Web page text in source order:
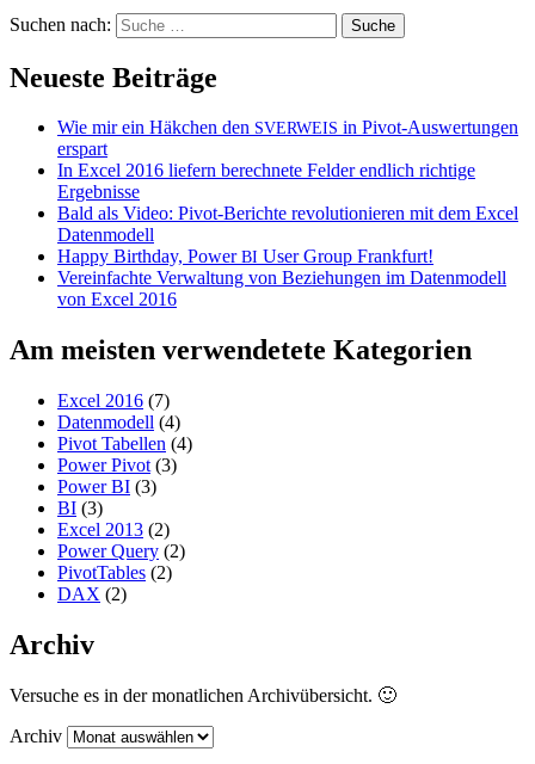
Suchen nach:
Neueste Beiträge
Wie mir ein Häkchen den SVERWEIS in Pivot-Auswertungen
erspart
In Excel 2016 liefern berechnete Felder endlich richtige
Ergebnisse
Bald als Video: Pivot-Berichte revolutionieren mit dem Excel
Datenmodell
Happy Birthday, PowerBI User Group Frankfurt!
Vereinfachte Verwaltung von Beziehungen im Datenmodell
von Excel 2016
Am meisten verwendetete Kategorien
Excel 2016 (7)
Datenmodell (4)
Pivot Tabellen (4)
Power Pivot (3)
Power BI (3)
BI (3)
Excel 2013 (2)
Power Query (2)
PivotTables (2)
DAX (2)
Archiv
Versuche es in der monatlichen Archivübersicht. 🙂
Archiv